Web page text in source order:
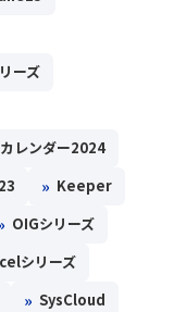
ーズ
レンダー2024
» Keeper
OIGシリーズ
シリーズ
» SysCloud